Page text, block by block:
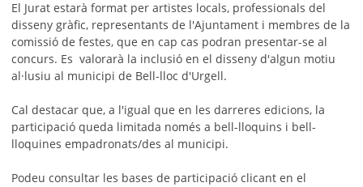
El Jurat estarà format per artistes locals, professionals del
disseny gràfic, representants de l'Ajuntament i membres de la
comissió de festes, que en cap cas podran presentar-se al
concurs. Es valorarà la inclusió en el disseny d'algun motiu
al·lusiu al municipi de Bell-lloc d'Urgell.
Cal destacar que, a l'igual que en les darreres edicions, la
participació queda limitada només a bell-lloquins i bell-
lloquines empadronats/des al municipi.
Podeu consultar les bases de participació clicant en el